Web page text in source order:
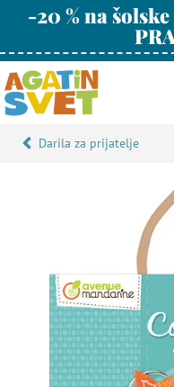
-20 % na
Darila za prijatelje